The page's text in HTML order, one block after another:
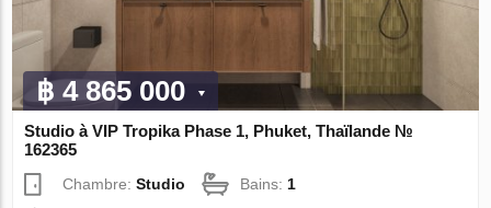
฿ 4 865 000
Studio à VIP Tropika Phase 1, Phuket, Thaïlande №
162365
Chambre:Studio Bains: 1